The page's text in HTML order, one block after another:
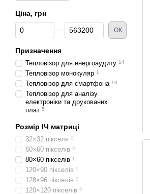
Ціна, грн
Від Ціна, грн
До Ціна, грн ОК
Призначення
Тепловізор для енергоаудиту 14
Тепловізор монокуляр 1
Тепловізор для смартфона 10
Тепловізор для аналізу
електроніки та друкованих
плат 5
Розмір ІЧ матриці
32×32 пікселя 0
60×60 пікселів 0
80×60 пікселів 1
120×90 пікселів 0
128×96 пікселів 0
120×120 пікселів 0